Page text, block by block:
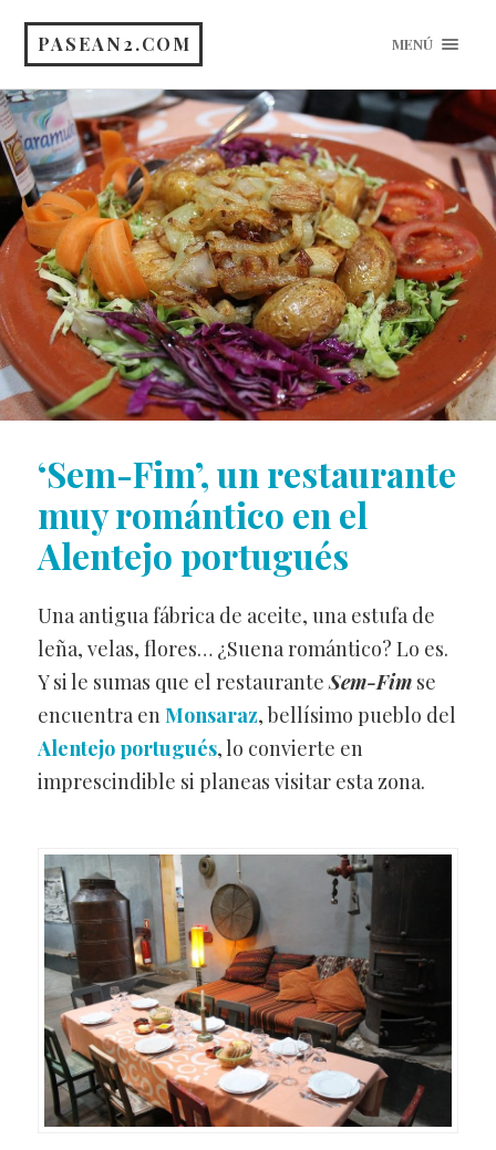
PASEAN2.COM MENÚ
‘Sem-Fim’, un restaurante
muy romántico en el
Alentejo portugués
Una antigua fábrica de aceite, una estufa de
leña, velas, flores… ¿Suena romántico? Lo es.
Y si le sumas que el restauranteSem-Fimse
encuentra enMonsaraz, bellísimo pueblo del
Alentejo portugués, lo convierte en
imprescindible si planeas visitar esta zona.